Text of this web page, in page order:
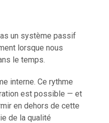
un système passif
lorsque nous
le temps.
interne. Ce rythme
est possible — et
en dehors de cette
de la qualité